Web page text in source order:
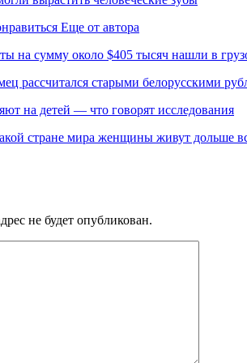
Еще от автора
на сумму около $405 тысяч нашли в
рассчитался старыми белорусскими
на детей — что говорят исследования
стране мира женщины живут дольше
не будет опубликован.